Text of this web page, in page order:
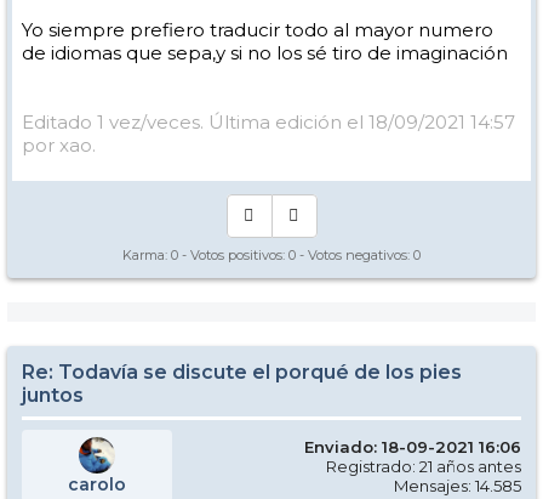
En resumen: todo funciona en la enseñanza, pero hay que tener
cuidado y comprobar que el alumno y uno está hablando en el
Yo siempre prefiero traducir todo al mayor numero
de idiomas que sepa,y si no los sé tiro de imaginación
Editado 1 vez/veces. Última edición el 18/09/2021 14:57
por xao.
Karma: 0 - Votos positivos: 0 - Votos negativos: 0
Re: Todavía se discute el porqué de los pies
juntos
carolo
Enviado: 18-09-2021 16:06
Registrado: 21 años antes
Mensajes: 14.585